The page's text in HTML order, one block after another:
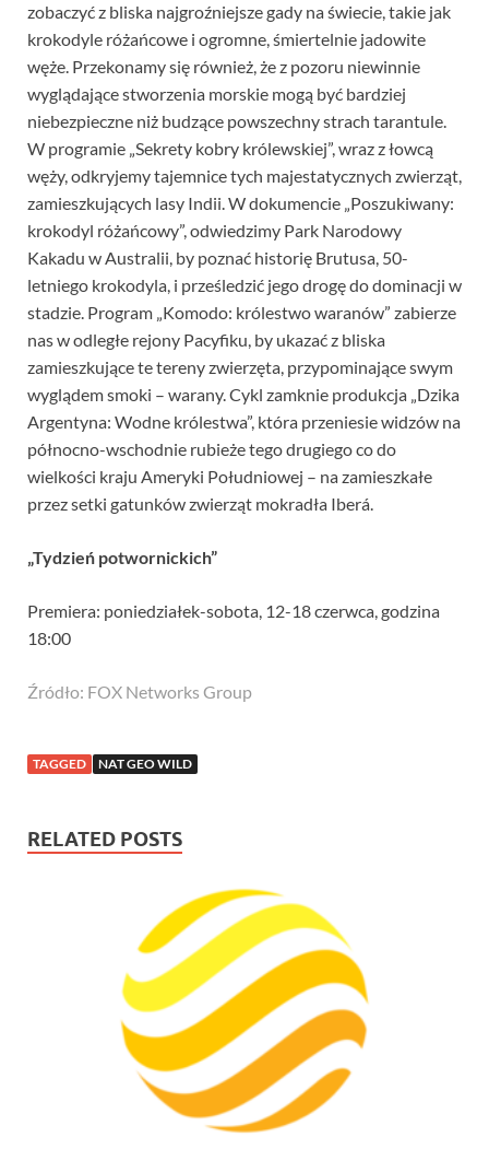
zobaczyć z bliska najgroźniejsze gady na świecie, takie jak
krokodyle różańcowe i ogromne, śmiertelnie jadowite
węże. Przekonamy się również, że z pozoru niewinnie
wyglądające stworzenia morskie mogą być bardziej
niebezpieczne niż budzące powszechny strach tarantule.
W programie „Sekrety kobry królewskiej”, wraz z łowcą
węży, odkryjemy tajemnice tych majestatycznych zwierząt,
zamieszkujących lasy Indii. W dokumencie „Poszukiwany:
krokodyl różańcowy”, odwiedzimy Park Narodowy
Kakadu w Australii, by poznać historię Brutusa, 50-
letniego krokodyla, i prześledzić jego drogę do dominacji w
stadzie. Program „Komodo: królestwo waranów” zabierze
nas w odległe rejony Pacyfiku, by ukazać z bliska
zamieszkujące te tereny zwierzęta, przypominające swym
wyglądem smoki – warany. Cykl zamknie produkcja „Dzika
Argentyna: Wodne królestwa”, która przeniesie widzów na
północno-wschodnie rubieże tego drugiego co do
wielkości kraju Ameryki Południowej – na zamieszkałe
przez setki gatunków zwierząt mokradła Iberá.
„Tydzień potwornickich”
Premiera: poniedziałek-sobota, 12-18 czerwca, godzina
18:00
Źródło: FOX Networks Group
TAGGED NAT GEO WILD
RELATED POSTS